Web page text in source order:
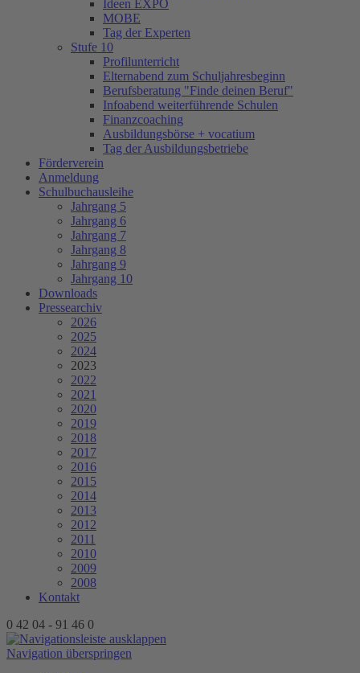
Ideen EXPO
MOBE
Tag der Experten
Stufe 10
Profilunterricht
Elternabend zum Schuljahresbeginn
Berufsberatung "Finde deinen Beruf"
Infoabend weiterführende Schulen
Finanzcoaching
Ausbildungsbörse + vocatium
Tag der Ausbildungsbetriebe
Förderverein
Anmeldung
Schulbuchausleihe
Jahrgang 5
Jahrgang 6
Jahrgang 7
Jahrgang 8
Jahrgang 9
Jahrgang 10
Downloads
Pressearchiv
2026
2025
2024
2023
2022
2021
2020
2019
2018
2017
2016
2015
2014
2013
2012
2011
2010
2009
2008
Kontakt
0 42 04 - 91 46 0
Navigation überspringen